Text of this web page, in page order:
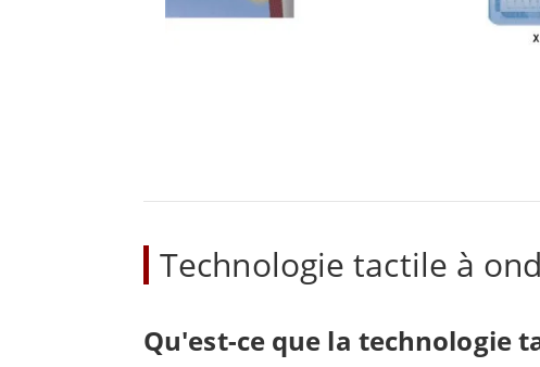
Technologie tactile à
Qu'est-ce que la technologie